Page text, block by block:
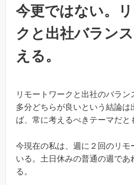
今更ではない。
クと出社バラン
える。
リモートワークと出社のバラン
多分どちらが良いという結論は
ば、常に考えるべきテーマだと
今現在の私は、週に２回のリモ
いる。土日休みの普通の週であ
る。